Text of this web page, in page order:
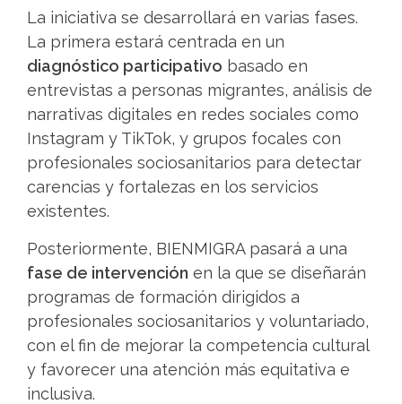
La iniciativa se desarrollará en varias fases.
La primera estará centrada en un
diagnóstico participativo basado en
entrevistas a personas migrantes, análisis de
narrativas digitales en redes sociales como
Instagram y TikTok, y grupos focales con
profesionales sociosanitarios para detectar
carencias y fortalezas en los servicios
existentes.
Posteriormente, BIENMIGRA pasará a una
fase de intervención en la que se diseñarán
programas de formación dirigidos a
profesionales sociosanitarios y voluntariado,
con el fin de mejorar la competencia cultural
y favorecer una atención más equitativa e
inclusiva.